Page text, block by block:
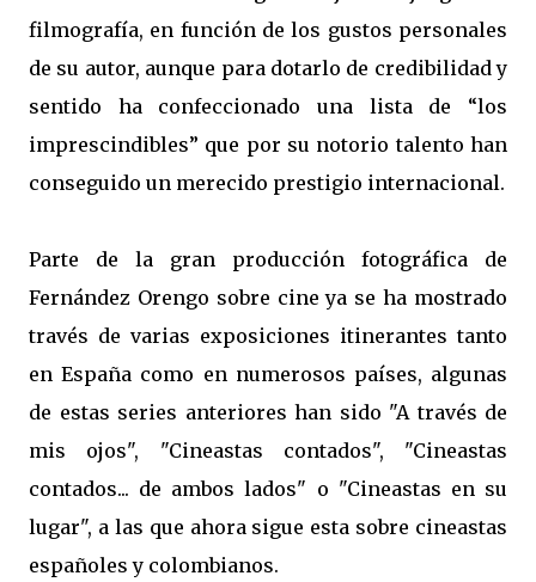
filmografía, en función de los gustos personales
de su autor, aunque para dotarlo de credibilidad y
sentido ha confeccionado una lista de “los
imprescindibles” que por su notorio talento han
conseguido un merecido prestigio internacional.
Parte de la gran producción fotográfica de
Fernández Orengo sobre cine ya se ha mostrado
través de varias exposiciones itinerantes tanto
en España como en numerosos países, algunas
de estas series anteriores han sido "A través de
mis ojos", "Cineastas contados", "Cineastas
contados... de ambos lados" o "Cineastas en su
lugar", a las que ahora sigue esta sobre cineastas
españoles y colombianos.